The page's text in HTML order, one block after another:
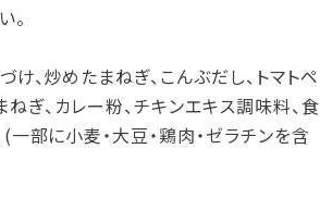
。
け、炒めたまねぎ、こんぶだし、トマトペ
ぎ、カレー粉、チキンエキス調味料、食
(一部に小麦・大豆・鶏肉・ゼラチンを含